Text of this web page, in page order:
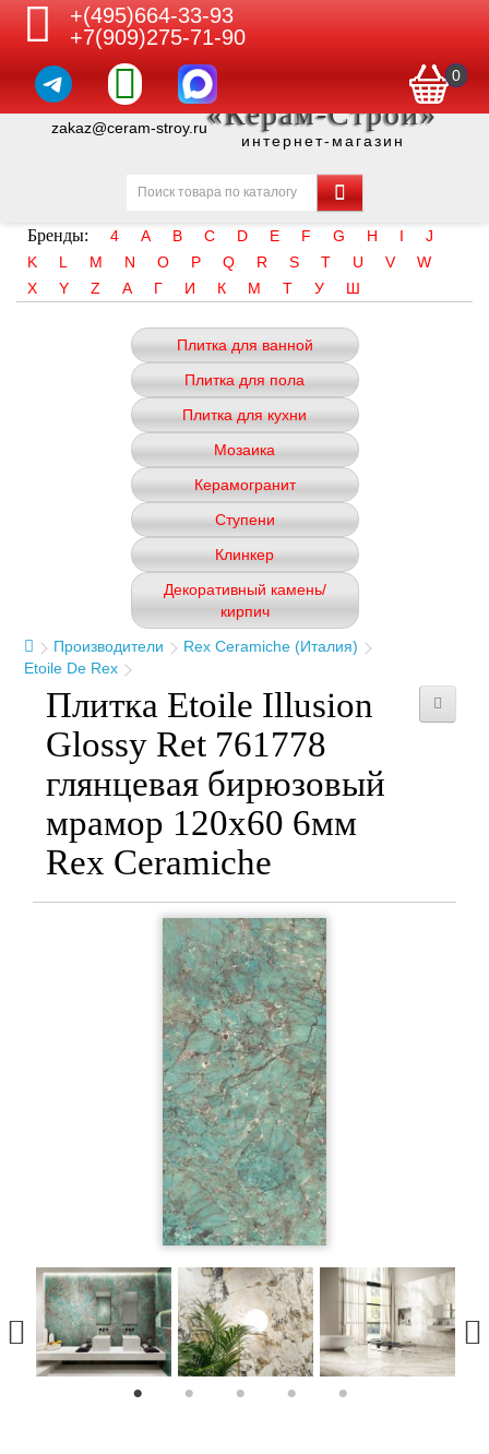
+(495)664-33-93
+7(909)275-71-90
0
zakaz@ceram-stroy.ru«Керам-Строй»
интернет-магазин
Бренды: 4 A B C D E F G H I
J
K
L M N O P Q R S T U V
W
X
Y Z А Г И К М Т У Ш
Плитка для ванной
Плитка для пола
Плитка для кухни
Мозаика
Керамогранит
Ступени
Клинкер
Декоративный камень/
кирпич
Производители
Rex Ceramiche (Италия)
Etoile De Rex
Плитка Etoile Illusion
Glossy Ret 761778
глянцевая бирюзовый
мрамор 120x60 6мм
Rex Ceramiche